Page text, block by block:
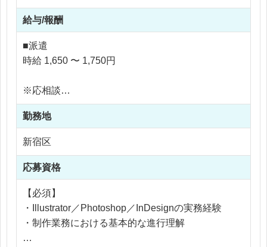
・入稿データのチェック・修正
・レイアウト調整、画像補正、レタッチ
・印刷物の手配・納品調整
・営業・工場との進行管理・ディレクション
給与/報酬
■派遣
時給 1,650 〜 1,750円
※応相談
※ご経験により優遇
※交通費支給
※残業代全額支給
勤務地
新宿区
応募資格
【必須】
・Illustrator／Photoshop／InDesignの実務経験
・制作業務における基本的な進行理解